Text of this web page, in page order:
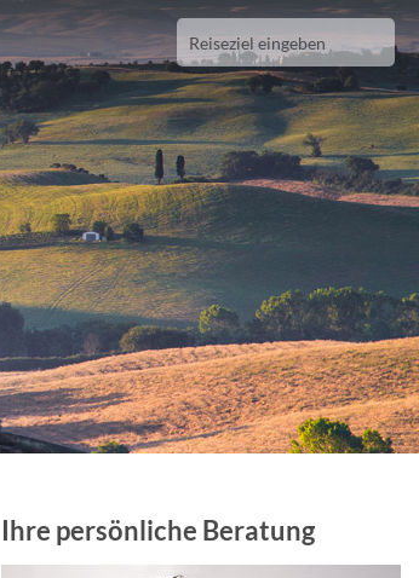
Ihre persönliche Beratung